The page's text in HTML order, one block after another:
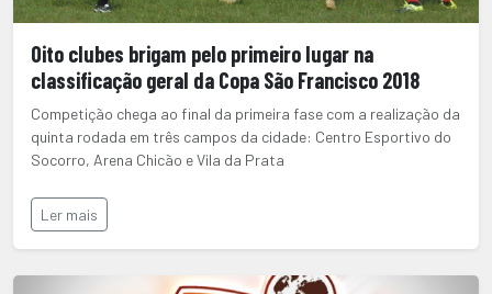
Oito clubes brigam pelo primeiro lugar na
classificação geral da Copa São Francisco 2018
Competição chega ao final da primeira fase com a realização da
quinta rodada em três campos da cidade: Centro Esportivo do
Socorro, Arena Chicão e Vila da Prata
Ler mais